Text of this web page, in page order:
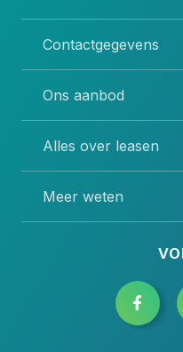
Contactgegevens
Ons aanbod
Alles over leasen
Meer weten